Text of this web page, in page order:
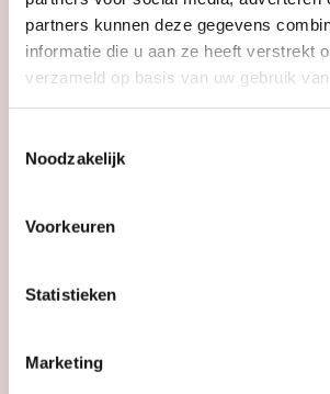
partners kunnen deze gegevens
informatie die u aan ze heeft verstrekt
verzameld op basis van uw gebruik
Noodzakelijk
Voorkeuren
Statistieken
Marketing
Meer